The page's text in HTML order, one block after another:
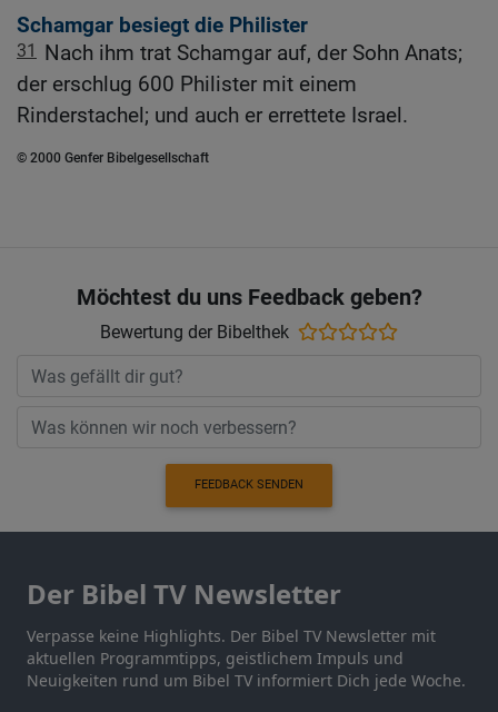
Schamgar besiegt die Philister
31 Nach ihm trat Schamgar auf, der Sohn Anats;
der erschlug 600 Philister mit einem
Rinderstachel; und auch er errettete Israel.
© 2000 Genfer Bibelgesellschaft
Möchtest du uns Feedback geben?
Bewertung der Bibelthek
FEEDBACK SENDEN
Der Bibel TV Newsletter
Verpasse keine Highlights. Der Bibel TV Newsletter mit
aktuellen Programmtipps, geistlichem Impuls und
Neuigkeiten rund um Bibel TV informiert Dich jede Woche.